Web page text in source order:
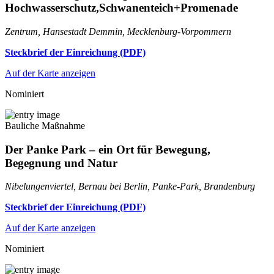
Hochwasserschutz,Schwanenteich+Promenade
Zentrum, Hansestadt Demmin, Mecklenburg-Vorpommern
Steckbrief der Einreichung (PDF)
Auf der Karte anzeigen
Nominiert
Bauliche Maßnahme
Der Panke Park – ein Ort für Bewegung,
Begegnung und Natur
Nibelungenviertel, Bernau bei Berlin, Panke-Park, Brandenburg
Steckbrief der Einreichung (PDF)
Auf der Karte anzeigen
Nominiert